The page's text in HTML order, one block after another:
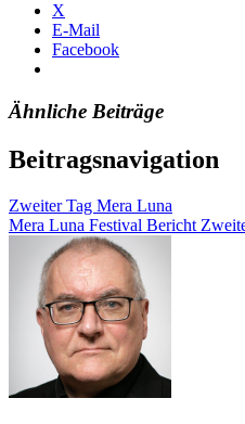
X
E-Mail
Facebook
Ähnliche Beiträge
Beitragsnavigation
Zweiter Tag Mera Luna
Mera Luna Festival Bericht